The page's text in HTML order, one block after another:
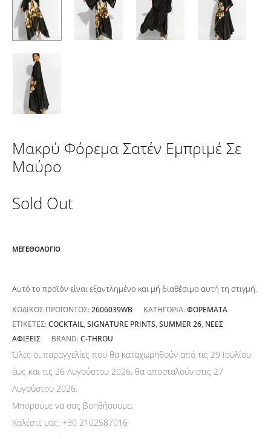
Μακρύ Φόρεμα Σατέν Εμπριμέ Σε
Μαύρο
Sold Out
ΜΕΓΕΘΟΛΌΓΙΟ
Αυτό το προϊόν είναι εξαντλημένο και μή διαθέσιμο αυτή τη στιγμή.
ΚΩΔΙΚΌΣ ΠΡΟΪΌΝΤΟΣ:2606039WB ΚΑΤΗΓΟΡΊΑ:ΦΟΡΈΜΑΤΑ
ΕΤΙΚΈΤΕΣ:COCKTAIL,SIGNATURE PRINTS,SUMMER 26, ΝΈΕΣ
ΑΦΊΞΕΙΣ
BRAND:C-THROU
Όλες οι παραγγελίες που θα καταχωρηθούν από τις 29 Ιουλίου
έως και τις 26 Αυγούστου 2026, θα αποσταλούν στις 27
Αυγούστου 2026.
Μπορούμε να σας βοηθήσουμε;
Καλέστε μας: +30 2102587016